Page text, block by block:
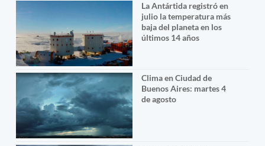
La Antártida registró en
julio la temperatura más
baja del planeta en los
últimos 14 años
Clima en Ciudad de
Buenos Aires: martes 4
de agosto